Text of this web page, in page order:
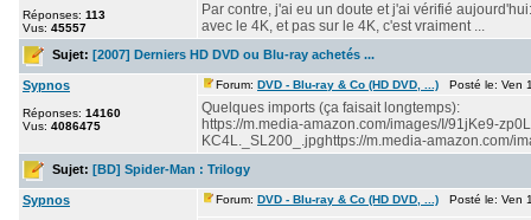
Réponses: 113
Vus: 45557
Par contre, j'ai eu un doute et j'ai vérifié
avec le 4K, et pas sur le 4K, c'est vraiment ...
Sujet: [2007] Derniers HD DVD ou Blu-ray achetés ...
Sypnos
Réponses: 14160
Vus: 4086475
Forum: DVD - Blu-ray & Co (HD DVD, ...) Posté le: Ven
Quelques imports (ça faisait longtemps):
https://m.media-amazon.com/images/I/91jKe9-
KC4L._SL200_.jpghttps://m.media-amazon.com/
Sujet: [BD] Spider-Man : Trilogy
Sypnos Forum: DVD - Blu-ray & Co (HD DVD, ...) Posté le: Ven